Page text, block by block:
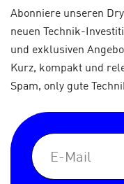
Abonniere unseren
neuen Technik-
und exklusiven
Kurz, kompakt und
Spam, only gute